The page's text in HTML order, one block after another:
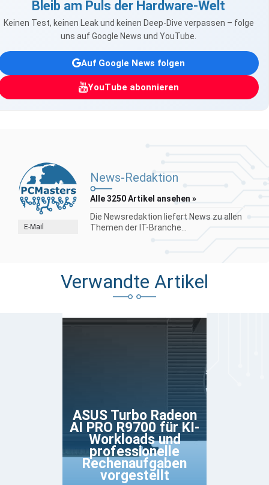
Bleib am Puls der Hardware-Welt
Keinen Test, keinen Leak und keinen Deep-Dive verpassen – folge
uns auf Google News und YouTube.
Auf Google News folgen
YouTube abonnieren
E-Mail
News-Redaktion
Alle 3250 Artikel ansehen »
Die Newsredaktion liefert News zu allen
Themen der IT-Branche...
Verwandte Artikel
ASUS Turbo Radeon
AI PRO R9700 für KI-
Workloads und
professionelle
Rechenaufgaben
vorgestellt